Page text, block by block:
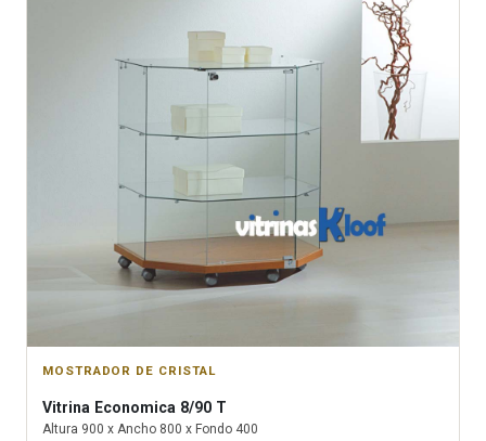
MOSTRADOR DE CRISTAL
Vitrina Economica 8/90 T
Altura 900 x Ancho 800 x Fondo 400